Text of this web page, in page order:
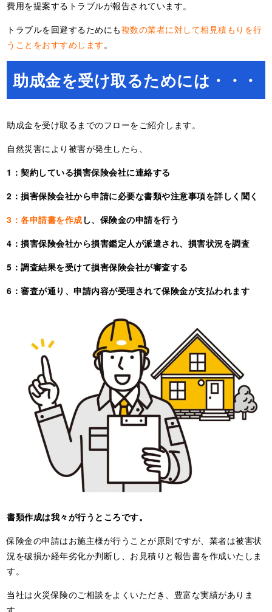
費用を提案するトラブルが報告されています。
トラブルを回避するためにも複数の業者に対して相見積もりを行
うことをおすすめします 。
助成金を受け取るためには・・・
助成金を受け取るまでのフローをご紹介します。
自然災害により被害が発生したら、
1：契約している損害保険会社に連絡する
2：損害保険会社から申請に必要な書類や注意事項を詳しく聞く
3：各申請書を作成 し、保険金の申請を行う
4：損害保険会社から損害鑑定人が派遣され、損害状況を調査
5：調査結果を受けて損害保険会社が審査する
6：審査が通り、申請内容が受理されて保険金が支払われます
書類作成は我々が行うところです。
保険金の申請はお施主様が行うことが原則ですが、業者は被害状
況を破損か経年劣化か判断し、お見積りと報告書を作成いたしま
す。
当社は火災保険のご相談をよくいただき、豊富な実績がありま
す。